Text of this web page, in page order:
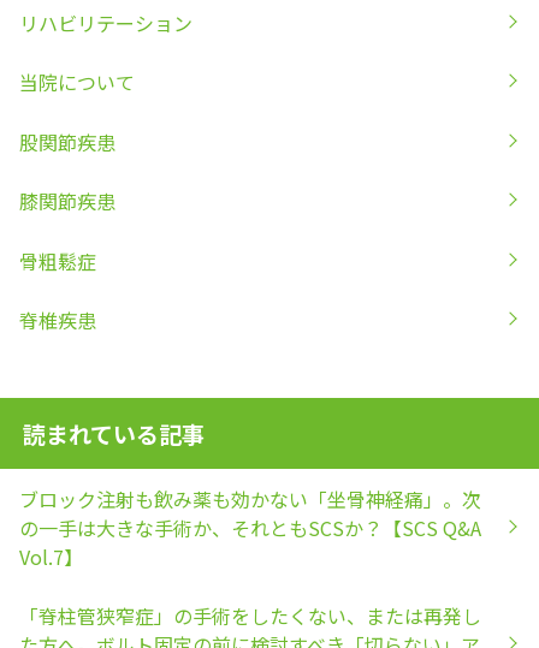
リハビリテーション
当院について
股関節疾患
膝関節疾患
骨粗鬆症
脊椎疾患
読まれている記事
ブロック注射も飲み薬も効かない「坐骨神経痛」。次
の一手は大きな手術か、それともSCSか？【SCS Q&A
Vol.7】
「脊柱管狭窄症」の手術をしたくない、または再発し